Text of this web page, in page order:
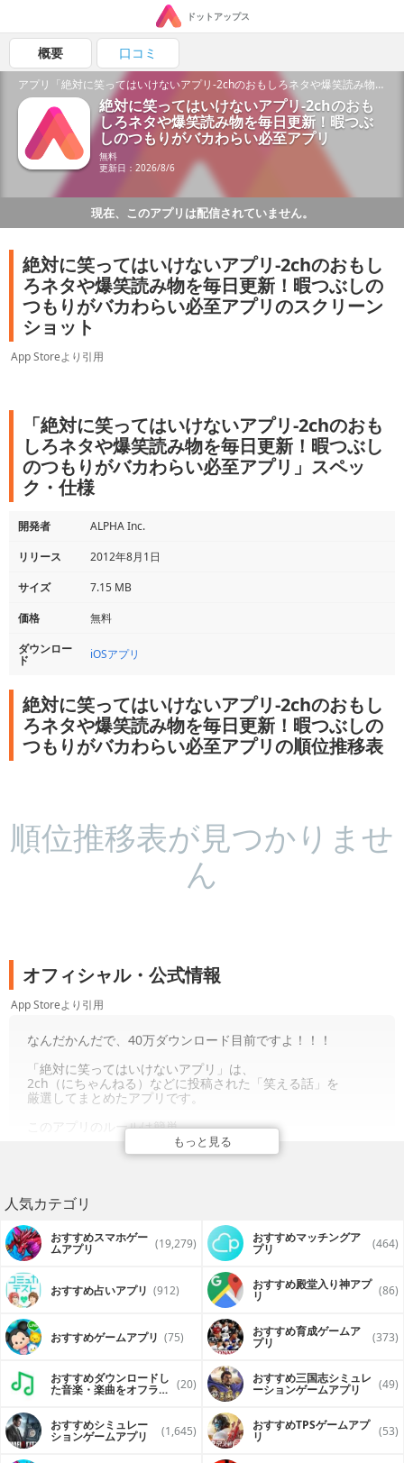
ドットアップス
概要 口コミ
アプリ「絶対に笑ってはいけないアプリ-2chのおもしろネタや爆笑読み物を毎日更新！暇つぶしのつもりがバカわらい必至アプリ」の魅力を紹介！
絶対に笑ってはいけないアプリ-2chのおも
しろネタや爆笑読み物を毎日更新！暇つぶ
しのつもりがバカわらい必至アプリ
無料
更新日：2026/8/6
現在、このアプリは配信されていません。
絶対に笑ってはいけないアプリ-2chのおもし
ろネタや爆笑読み物を毎日更新！暇つぶしの
つもりがバカわらい必至アプリのスクリーン
ショット
App Storeより引用
「絶対に笑ってはいけないアプリ-2chのおも
しろネタや爆笑読み物を毎日更新！暇つぶし
のつもりがバカわらい必至アプリ」スペッ
ク・仕様
開発者
ALPHA Inc.
リリース
2012年8月1日
サイズ
7.15 MB
価格
無料
ダウンロー
ド iOSアプリ
絶対に笑ってはいけないアプリ-2chのおもし
ろネタや爆笑読み物を毎日更新！暇つぶしの
つもりがバカわらい必至アプリの順位推移表
順位推移表が見つかりませ
ん
オフィシャル・公式情報
App Storeより引用
もっと見る
なんだかんだで、40万ダウンロード目前ですよ！！！
「絶対に笑ってはいけないアプリ」は、
2ch（にちゃんねる）などに投稿された「笑える話」を
厳選してまとめたアプリです。
このアプリのルールは簡単。
記事を読んで、あなたが笑わずにいられるかどうか。
ってください。
アプリの中にはすでに記事が、たぶん１０００本以上入って
います。
そして、今後も１日に３記事、毎日更新しています。
アプリの中に２ちゃんねるの面白記事がたくさん入っていま
すので、オフラインでも十分楽しむことができます。
おもしろネタ、バカネタや爆笑必至の読み物ばかりなので、
電車の中や授業中など「絶対に笑ってはいけない」ところで
は、読まないほうがいいかもしれません。
あくまでも、暇潰しに、わらっても大丈夫なところでご利用
ください。
---------------------------------------------
＜こんな機能があります＞
人気カテゴリ
おすすめスマホゲー
ムアプリ (19,279) おすすめマッチングア
プリ (464)
おすすめ占いアプリ (912) おすすめ殿堂入り神アプ
リ (86)
おすすめゲームアプリ (75) おすすめ育成ゲームア
プリ (373)
おすすめダウンロードし
た音楽・楽曲をオフライ (20) おすすめ三国志シミュレ
ーションゲームアプリ (49)
おすすめシミュレー
ションゲームアプリ (1,645) おすすめTPSゲームアプ
リ (53)